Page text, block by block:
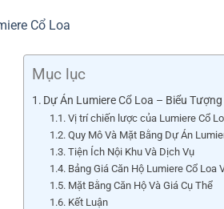
Mục lục
Dự Án Lumiere Cổ Loa – Biểu
Vị trí chiến lược của Lumiere Cổ
Quy Mô Và Mặt Bằng Dự Án
Tiện Ích Nội Khu Và Dịch Vụ
Bảng Giá Căn Hộ Lumiere Cổ Loa
Mặt Bằng Căn Hộ Và Giá Cụ Thể
Kết Luận